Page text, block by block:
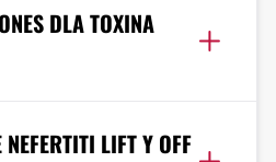
DLA TOXINA
LIFT Y OFF